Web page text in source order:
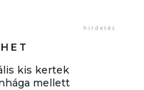
kis kertek
mellett